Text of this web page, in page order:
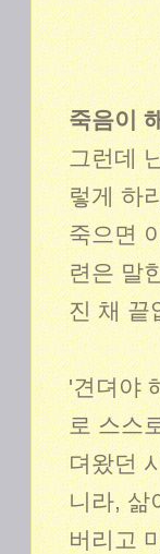
​​​​​​​
죽음이
그런데
렇게 하
죽으면
련은 말
진 채 끝
'견뎌야
로 스스
뎌왔던
니라, 삶
버리고